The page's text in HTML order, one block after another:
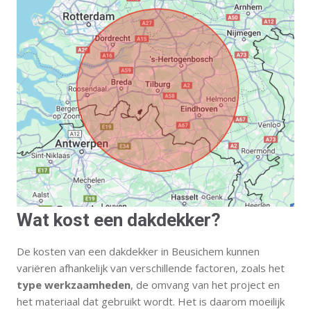
Wat kost een dakdekker?
De kosten van een dakdekker in Beusichem kunnen
variëren afhankelijk van verschillende factoren, zoals het
type werkzaamheden, de omvang van het project en
het materiaal dat gebruikt wordt. Het is daarom moeilijk